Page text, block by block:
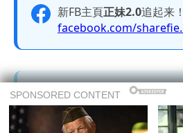
新FB主頁正妹2.0追起来！
facebook.com/
Telegram 频道追起来！
大尺度美图只有在
加入Telegram 频道吧。